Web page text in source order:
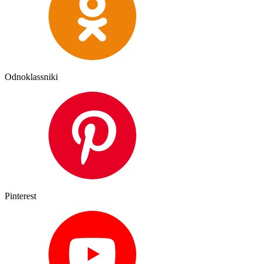
Odnoklassniki
Pinterest